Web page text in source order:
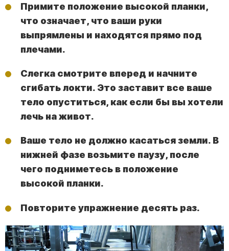
Примите положение высокой планки,
что означает, что ваши руки
выпрямлены и находятся прямо под
плечами.
Слегка смотрите вперед и начните
сгибать локти. Это заставит все ваше
тело опуститься, как если бы вы хотели
лечь на живот.
Ваше тело не должно касаться земли. В
нижней фазе возьмите паузу, после
чего подниметесь в положение
высокой планки.
Повторите упражнение десять раз.